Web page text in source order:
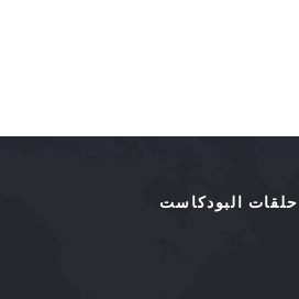
حلقات البودكاست